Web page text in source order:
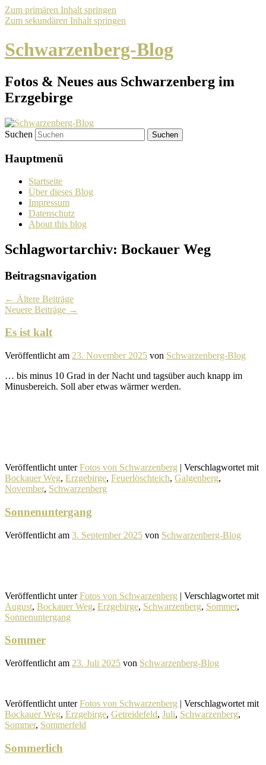
Zum primären Inhalt springen
Zum sekundären Inhalt springen
Schwarzenberg-Blog
Fotos & Neues aus Schwarzenberg im
Erzgebirge
Suchen
Hauptmenü
Startseite
Über dieses Blog
Impressum
Datenschutz
About this blog
Schlagwortarchiv: Bockauer Weg
Beitragsnavigation
← Ältere Beiträge
Neuere Beiträge →
Es ist kalt
Veröffentlicht am 23. November 2025 von Schwarzenberg-Blog
… bis minus 10 Grad in der Nacht und tags­über auch knapp im
Minusbereich. Soll aber etwas wärmer werden.
Veröffentlicht unter Fotos von Schwarzenberg | Verschlagwortet mit
Bockauer Weg, Erzgebirge, Feuerlöschteich, Galgenberg,
November, Schwarzenberg
Sonnenuntergang
Veröffentlicht am 3. September 2025 von Schwarzenberg-Blog
Veröffentlicht unter Fotos von Schwarzenberg | Verschlagwortet mit
August, Bockauer Weg, Erzgebirge, Schwarzenberg, Sommer,
Sonnenuntergang
Sommer
Veröffentlicht am 23. Juli 2025 von Schwarzenberg-Blog
Veröffentlicht unter Fotos von Schwarzenberg | Verschlagwortet mit
Bockauer Weg, Erzgebirge, Getreidefeld, Juli, Schwarzenberg,
Sommer, Sommerfeld
Sommerlich